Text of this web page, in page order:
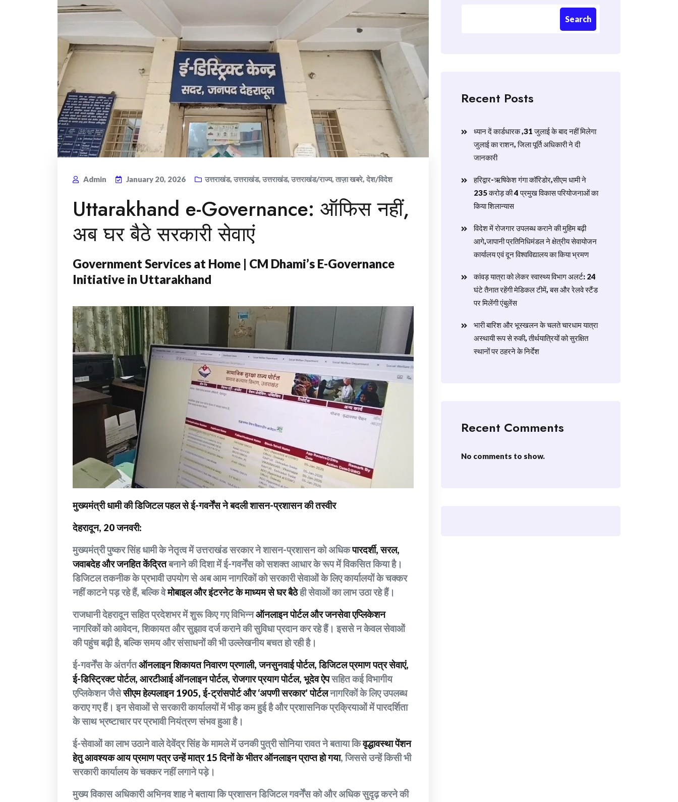
Admin January 20, 2026 उत्तराखंड, उत्तराखंड, उत्तराखंड, उत्तराखंड/राज्य, ताज़ा खबरे, देश/विदेश
Uttarakhand e-Governance: ऑफिस नहीं,
अब घर बैठे सरकारी सेवाएं
Government Services at Home | CM Dhami’s E-Governance
Initiative in Uttarakhand
मुख्यमंत्री धामी की डिजिटल पहल से ई-गवर्नेंस ने बदली शासन-प्रशासन की तस्वीर
देहरादून, 20 जनवरी:
मुख्यमंत्री पुष्कर सिंह धामी के नेतृत्व में उत्तराखंड सरकार ने शासन-प्रशासन को अधिकपारदर्शी, सरल,
जवाबदेह और जनहित केंद्रितबनाने की दिशा में ई-गवर्नेंस को सशक्त आधार के रूप में विकसित किया है।
डिजिटल तकनीक के प्रभावी उपयोग से अब आम नागरिकों को सरकारी सेवाओं के लिए कार्यालयों के चक्कर
नहीं काटने पड़ रहे हैं, बल्कि वेमोबाइल और इंटरनेट के माध्यम से घर बैठेही सेवाओं का लाभ उठा रहे हैं।
राजधानी देहरादून सहित प्रदेशभर में शुरू किए गए विभिन्नऑनलाइन पोर्टल और जनसेवा एप्लिकेशन
नागरिकों को आवेदन, शिकायत और सुझाव दर्ज कराने की सुविधा प्रदान कर रहे हैं। इससे न केवल सेवाओं
की पहुंच बढ़ी है, बल्कि समय और संसाधनों की भी उल्लेखनीय बचत हो रही है।
ई-गवर्नेंस के अंतर्गतऑनलाइन शिकायत निवारण प्रणाली, जनसुनवाई पोर्टल, डिजिटल प्रमाण पत्र सेवाएं,
ई-डिस्ट्रिक्ट पोर्टल, आरटीआई ऑनलाइन पोर्टल, रोजगार प्रयाग पोर्टल, भूदेव ऐपसहित कई विभागीय
एप्लिकेशन जैसेसीएम हेल्पलाइन 1905, ई-ट्रांसपोर्ट और ‘अपणी सरकार’ पोर्टलनागरिकों के लिए उपलब्ध
कराए गए हैं। इन सेवाओं से सरकारी कार्यालयों में भीड़ कम हुई है और प्रशासनिक प्रक्रियाओं में पारदर्शिता
के साथ भ्रष्टाचार पर प्रभावी नियंत्रण संभव हुआ है।
ई-सेवाओं का लाभ उठाने वाले देवेंद्र सिंह के मामले में उनकी पुत्री सोनिया रावत ने बताया किवृद्धावस्था पेंशन
हेतु आवश्यक आय प्रमाण पत्र उन्हें मात्र 15 दिनों के भीतर ऑनलाइन प्राप्त हो गया, जिससे उन्हें किसी भी
सरकारी कार्यालय के चक्कर नहीं लगाने पड़े।
मुख्य विकास अधिकारी अभिनव शाह ने बताया कि प्रशासन डिजिटल गवर्नेंस को और अधिक सुदृढ़ करने की
Search
Recent Posts
ध्यान दें कार्डधारक ,31 जुलाई के बाद नहीं मिलेगा
जुलाई का राशन, जिला पूर्ति अधिकारी ने दी
जानकारी
हरिद्वार-ऋषिकेश गंगा कॉरिडोर,सीएम धामी ने
235 करोड़ की 4 प्रमुख विकास परियोजनाओं का
किया शिलान्यास
विदेश में रोजगार उपलब्ध कराने की मुहिम बढ़ी
आगे,जापानी प्रतिनिधिमंडल ने क्षेत्रीय सेवायोजन
कार्यालय एवं दून विश्वविद्यालय का किया भ्रमण
​कांवड़ यात्रा को लेकर स्वास्थ्य विभाग अलर्ट: 24
घंटे तैनात रहेंगी मेडिकल टीमें, बस और रेलवे स्टैंड
पर मिलेंगी एंबुलेंस
​भारी बारिश और भूस्खलन के चलते चारधाम यात्रा
अस्थायी रूप से रुकी, तीर्थयात्रियों को सुरक्षित
स्थानों पर ठहरने के निर्देश
Recent Comments
No comments to show.